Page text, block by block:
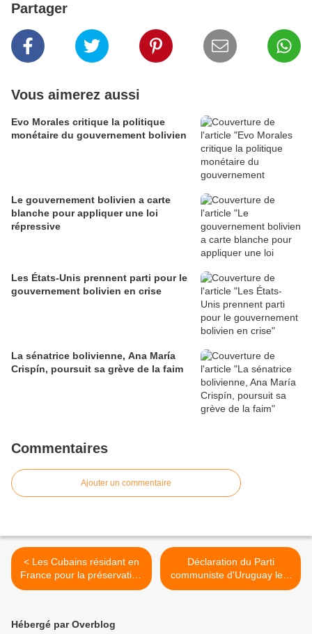
Partager
Vous aimerez aussi
Evo Morales critique la politique
monétaire du gouvernement bolivien
Le gouvernement bolivien a carte
blanche pour appliquer une loi
répressive
Les États-Unis prennent parti pour le
gouvernement bolivien en crise
La sénatrice bolivienne, Ana María
Crispín, poursuit sa grève de la faim
Commentaires
Ajouter un commentaire
< Les Cubains résidant en
France pour la préservation
de l'unité face aux
Déclaration du Parti
communiste d'Uruguay le 8
mars >
Hébergé par Overblog